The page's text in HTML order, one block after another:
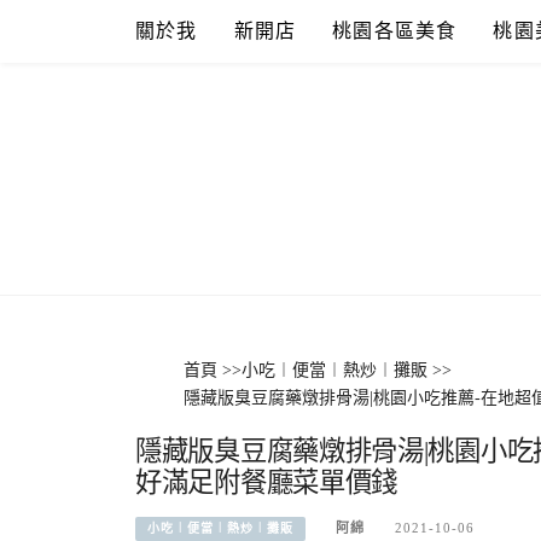
關於我 新開店 桃園各區美食 桃園
首頁 >>小吃︱便當︱熱炒︱攤販 >>
隱藏版臭豆腐藥燉排骨湯|桃園小吃推薦-在地
隱藏版臭豆腐藥燉排骨湯|桃園小
好滿足附餐廳菜單價錢
小吃︱便當︱熱炒︱攤販 阿綿 2021-10-06